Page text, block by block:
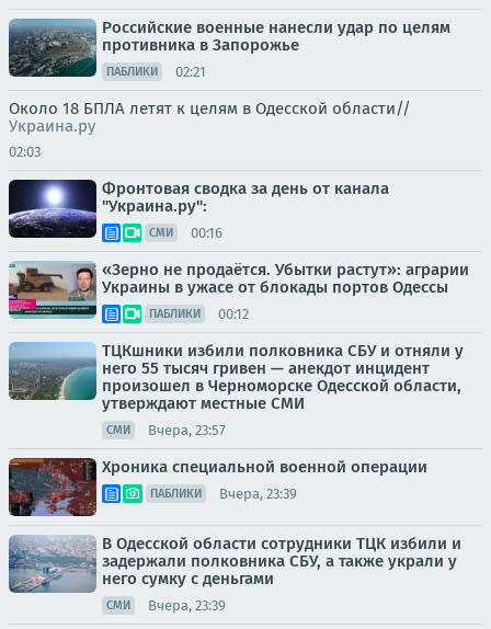
Российские военные нанесли удар по целям
противника в Запорожье
ПАБЛИКИ 02:21
Около 18 БПЛА летят к целям в Одесской области//
Украина.ру
02:03
Фронтовая сводка за день от канала
"Украина.ру":
СМИ 00:16
«Зерно не продаётся. Убытки растут»: аграрии
Украины в ужасе от блокады портов Одессы
ПАБЛИКИ 00:12
ТЦКшники избили полковника СБУ и отняли у
него 55 тысяч гривен — анекдот инцидент
произошел в Черноморске Одесской области,
утверждают местные СМИ
СМИ Вчера, 23:57
Хроника специальной военной операции
ПАБЛИКИ Вчера, 23:39
В Одесской области сотрудники ТЦК избили и
задержали полковника СБУ, а также украли у
него сумку с деньгами
СМИ Вчера, 23:39